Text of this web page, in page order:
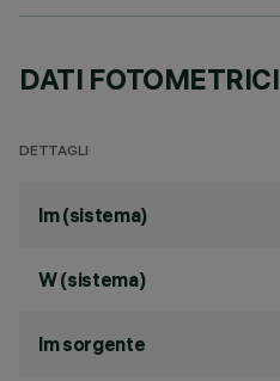
DATI FOTOMETRICI
DETTAGLI
lm (sistema)
W (sistema)
lm sorgente